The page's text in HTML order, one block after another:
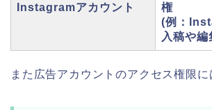
Instagramアカウント
権
(例：
入稿や編
また広告アカウントのアクセス権限に